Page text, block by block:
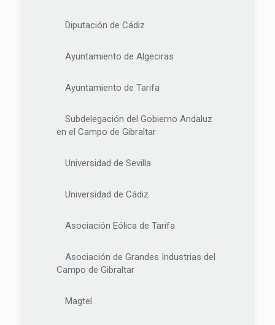
Diputación de Cádiz
Ayuntamiento de Algeciras
Ayuntamiento de Tarifa
Subdelegación del Gobierno Andaluz
en el Campo de Gibraltar
Universidad de Sevilla
Universidad de Cádiz
Asociación Eólica de Tarifa
Asociación de Grandes Industrias del
Campo de Gibraltar
Magtel